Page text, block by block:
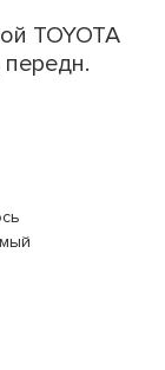
TOYOTA
передн.